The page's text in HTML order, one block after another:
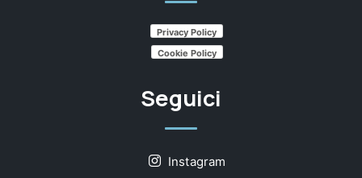
Privacy Policy
Cookie Policy
Seguici
Instagram